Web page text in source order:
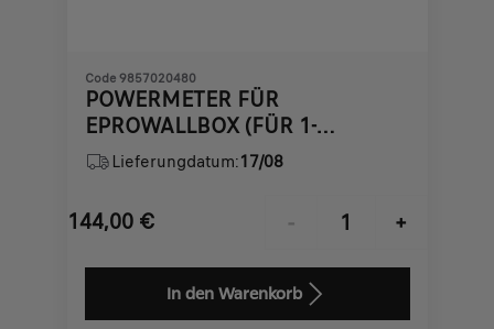
Code 9857020480
POWERMETER FÜR
EPROWALLBOX (FÜR 1-
PHASIGES NETZ)
Lieferungdatum:17/08
144,00 €
Price
144,00
-
+
Quantity
to:
In den Warenkorb